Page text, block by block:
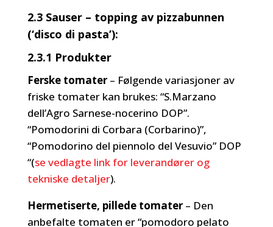
2.3 Sauser – topping av pizzabunnen
(‘disco di pasta’):
2.3.1 Produkter
Ferske tomater– Følgende variasjoner av
friske tomater kan brukes: “S.Marzano
dell’Agro Sarnese-nocerino DOP”.
“Pomodorini di Corbara (Corbarino)”,
“Pomodorino del piennolo del Vesuvio” DOP
“(se vedlagte link for leverandører og
tekniske detaljer).
Hermetiserte, pillede tomater– Den
anbefalte tomaten er “pomodoro pelato